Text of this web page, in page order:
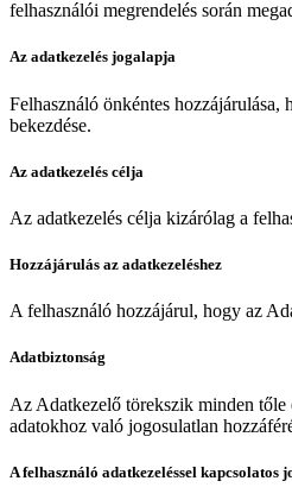
felhasználói megrendelés során
Az adatkezelés jogalapja
Felhasználó önkéntes
bekezdése.
Az adatkezelés célja
Az adatkezelés célja kizárólag a
Hozzájárulás az adatkezeléshez
A felhasználó hozzájárul, hogy az
Adatbiztonság
Az Adatkezelő törekszik minden tőle
adatokhoz való jogosulatlan
A felhasználó adatkezeléssel kapcsolatos